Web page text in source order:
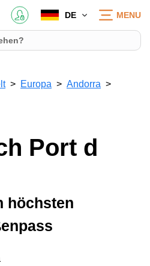
DE MENU
Europa Andorra
Port d
höchsten